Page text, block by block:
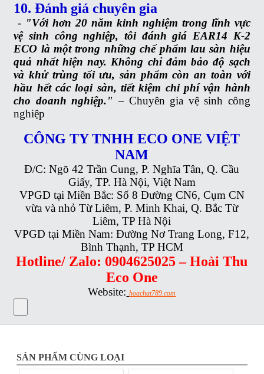
10. Đánh giá chuyên gia
- "Với hơn 20 năm kinh nghiệm trong lĩnh vực
vệ sinh công nghiệp, tôi đánh giá EAR14 K-2
ECO là một trong những chế phẩm lau sàn hiệu
quả nhất hiện nay. Không chỉ đảm bảo độ sạch
và khử trùng tối ưu, sản phẩm còn an toàn với
hầu hết các loại sàn, tiết kiệm chi phí vận hành
cho doanh nghiệp." – Chuyên gia vệ sinh công
nghiệp
CÔNG TY TNHH ECO ONE VIỆT
NAM
Đ/C: Ngõ 42 Trần Cung, P. Nghĩa Tân, Q. Cầu
Giấy, TP. Hà Nội, Việt Nam
VPGD tại Miền Bắc: Số 8 Đường CN6, Cụm CN
vừa và nhỏ Từ Liêm, P. Minh Khai, Q. Bắc Từ
Liêm, TP Hà Nội
VPGD tại Miền Nam: Đường Nơ Trang Long, F12,
Bình Thạnh, TP HCM
Hotline/ Zalo: 0904625025 – Hoài Thu
Eco One
Website: hoachat789.com
SẢN PHẨM CÙNG LOẠI